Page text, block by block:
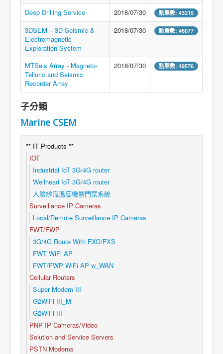
Deep Drilling Service 2018/07/30 點擊數: 43215
3DSEM – 3D Seismic &
Electromagnetic
Exploration System
2018/07/30 點擊數: 46077
MTSeis Array - Magneto-
Telluric and Seismic
Recorder Array
2018/07/30 點擊數: 49576
子分類
Marine CSEM
** IT Products **
IOT
Industrial IoT 3G/4G router
Wellhead IoT 3G/4G router
人臉辨識溫度機暨門禁系統
Surveillance IP Cameras
Local/Remote Surveillance IP Cameras
FWT/FWP
3G/4G Route With FXO/FXS
FWT WiFi AP
FWT/FWP WiFi AP w_WAN
Cellular Routers
Super Modem III
G2WiFi III_M
G2WiFi III
PNP IP Cameras/Video
Solution and Service Servers
PSTN Modems